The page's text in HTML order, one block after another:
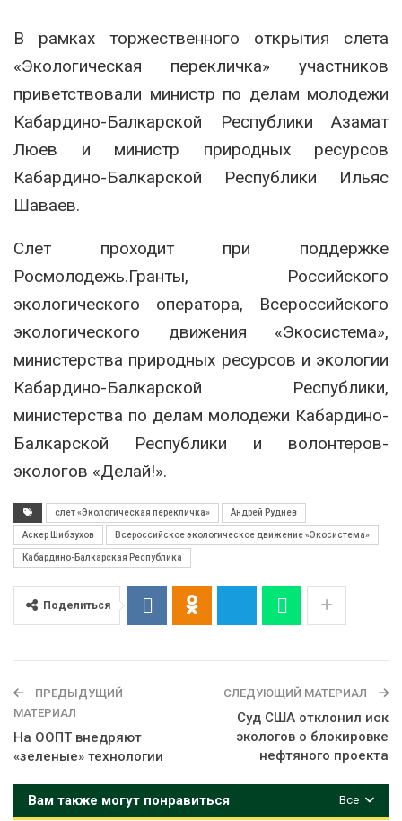
В рамках торжественного открытия слета
«Экологическая перекличка» участников
приветствовали министр по делам молодежи
Кабардино-Балкарской Республики Азамат
Люев и министр природных ресурсов
Кабардино-Балкарской Республики Ильяс
Шаваев.
Слет проходит при поддержке
Росмолодежь.Гранты, Российского
экологического оператора, Всероссийского
экологического движения «Экосистема»,
министерства природных ресурсов и экологии
Кабардино-Балкарской Республики,
министерства по делам молодежи Кабардино-
Балкарской Республики и волонтеров-
экологов «Делай!».
cлет «Экологическая перекличка» Андрей Руднев
Аскер Шибзухов Всероссийское экологическое движение «Экосистема»
Кабардино-Балкарская Республика
Поделиться
ПРЕДЫДУЩИЙ
МАТЕРИАЛ
На ООПТ внедряют
«зеленые» технологии
СЛЕДУЮЩИЙ МАТЕРИАЛ
Суд США отклонил иск
экологов о блокировке
нефтяного проекта
Все
Вам также могут понравиться